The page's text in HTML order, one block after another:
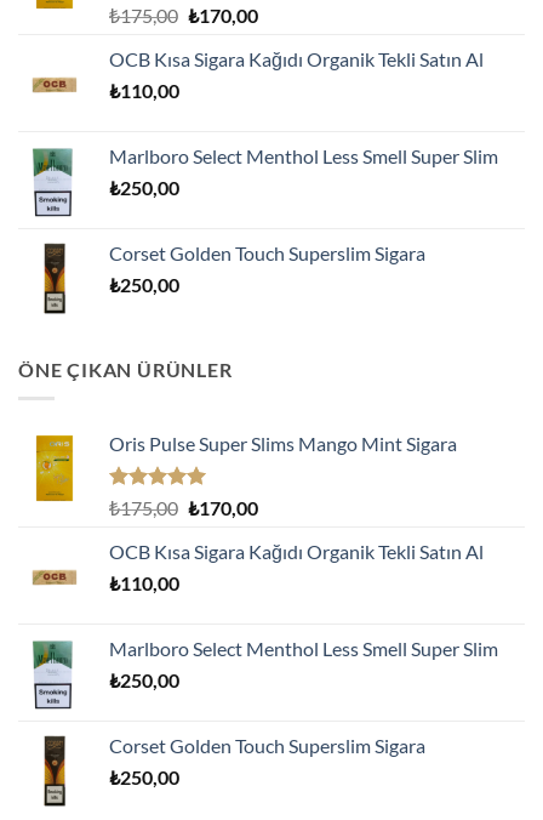
5 üzerinden
oy
aldı
₺175,00 Orijinal
₺175,00.
₺170,00Şu
fiyat:
OCB Kısa Sigara Kağıdı Organik Tekli Satın Al
₺110,00
Marlboro Select Menthol Less Smell Super Slim
₺250,00
Corset Golden Touch Superslim Sigara
₺250,00
ÖNE ÇIKAN ÜRÜNLER
Oris Pulse Super Slims Mango Mint Sigara
5 üzerinden
oy
aldı
₺175,00 Orijinal
₺175,00.
₺170,00Şu
fiyat:
OCB Kısa Sigara Kağıdı Organik Tekli Satın Al
₺110,00
Marlboro Select Menthol Less Smell Super Slim
₺250,00
Corset Golden Touch Superslim Sigara
₺250,00